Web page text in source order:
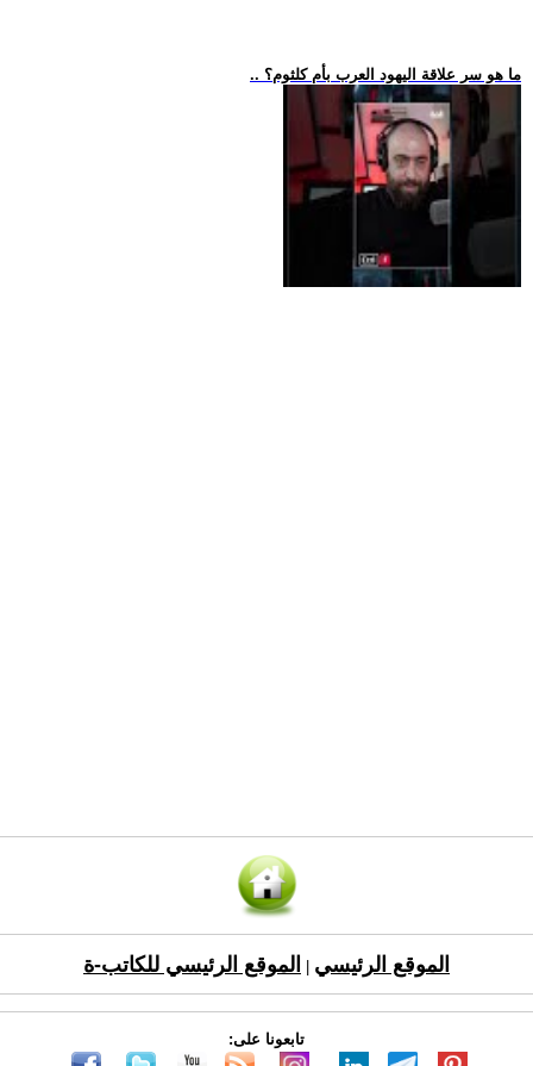
.. ما هو سر علاقة اليهود العرب بأم كلثوم؟
الموقع الرئيسي الموقع الرئيسي للكاتب-ة
تابعونا على: